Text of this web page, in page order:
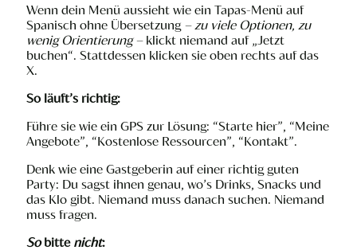
Wenn dein Menü aussieht wie ein Tapas-Menü auf
Spanisch ohne Übersetzung – zu viele Optionen, zu
wenig Orientierung –klickt niemand auf „Jetzt
buchen“. Stattdessen klicken sie oben rechts auf das
X.
So läuft’s richtig:
Führe sie wie ein GPS zur Lösung: “Starte hier”, “Meine
Angebote”, “Kostenlose Ressourcen”, “Kontakt”.
Denk wie eine Gastgeberin auf einer richtig guten
Party: Du sagst ihnen genau, wo’s Drinks, Snacks und
das Klo gibt. Niemand muss danach suchen. Niemand
muss fragen.
Sobitte nicht: